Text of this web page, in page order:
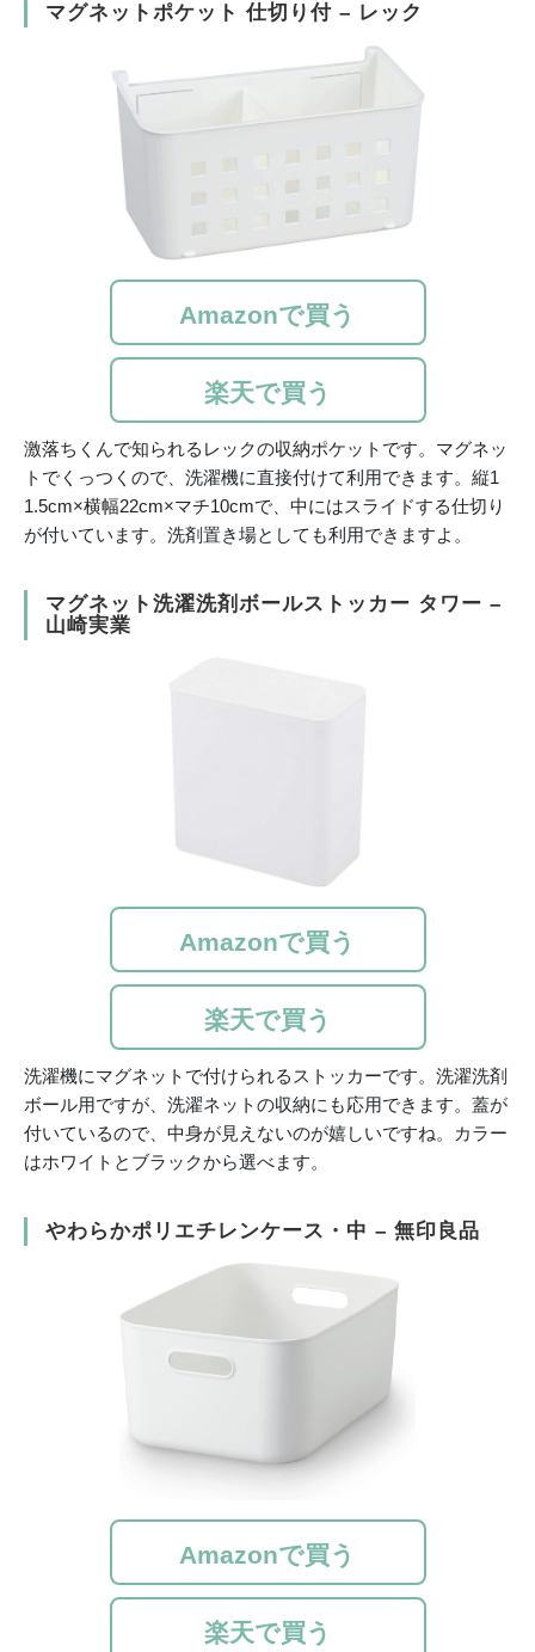
マグネットポケット 仕切り付 – レック
Amazonで買う
楽天で買う
激落ちくんで知られるレックの収納ポケットです。マグネッ
トでくっつくので、洗濯機に直接付けて利用できます。縦1
1.5cm×横幅22cm×マチ10cmで、中にはスライドする仕切り
が付いています。洗剤置き場としても利用できますよ。
マグネット洗濯洗剤ボールストッカー タワー –
山崎実業
Amazonで買う
楽天で買う
洗濯機にマグネットで付けられるストッカーです。洗濯洗剤
ボール用ですが、洗濯ネットの収納にも応用できます。蓋が
付いているので、中身が見えないのが嬉しいですね。カラー
はホワイトとブラックから選べます。
やわらかポリエチレンケース・中 – 無印良品
Amazonで買う
楽天で買う